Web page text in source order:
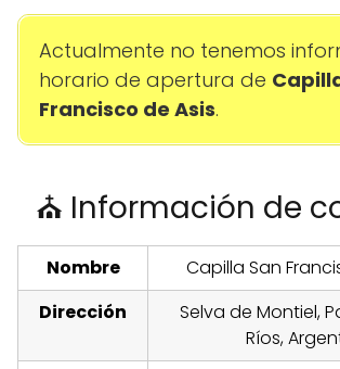
Actualmente no tenemos
horario de apertura de
Francisco de Asis.
⛪ Información de
Nombre
Capilla San
Dirección
Selva de Montiel,
Ríos,